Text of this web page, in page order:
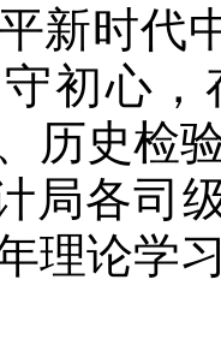
新时代
初心
历史检
局各司
理论学